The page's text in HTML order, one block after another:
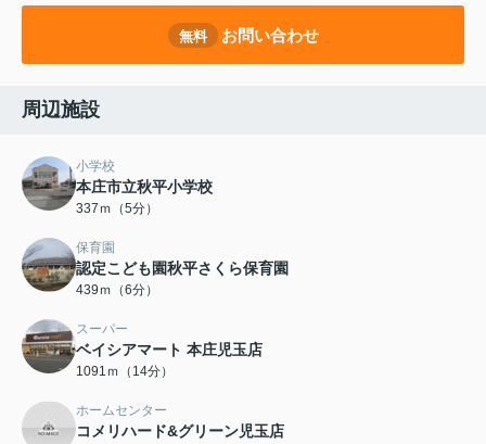
無料 お問い合わせ
周辺施設
小学校
本庄市立秋平小学校
337ｍ（5分）
保育園
認定こども園秋平さくら保育園
439ｍ（6分）
スーパー
ベイシアマート 本庄児玉店
1091ｍ（14分）
ホームセンター
コメリハード&グリーン児玉店